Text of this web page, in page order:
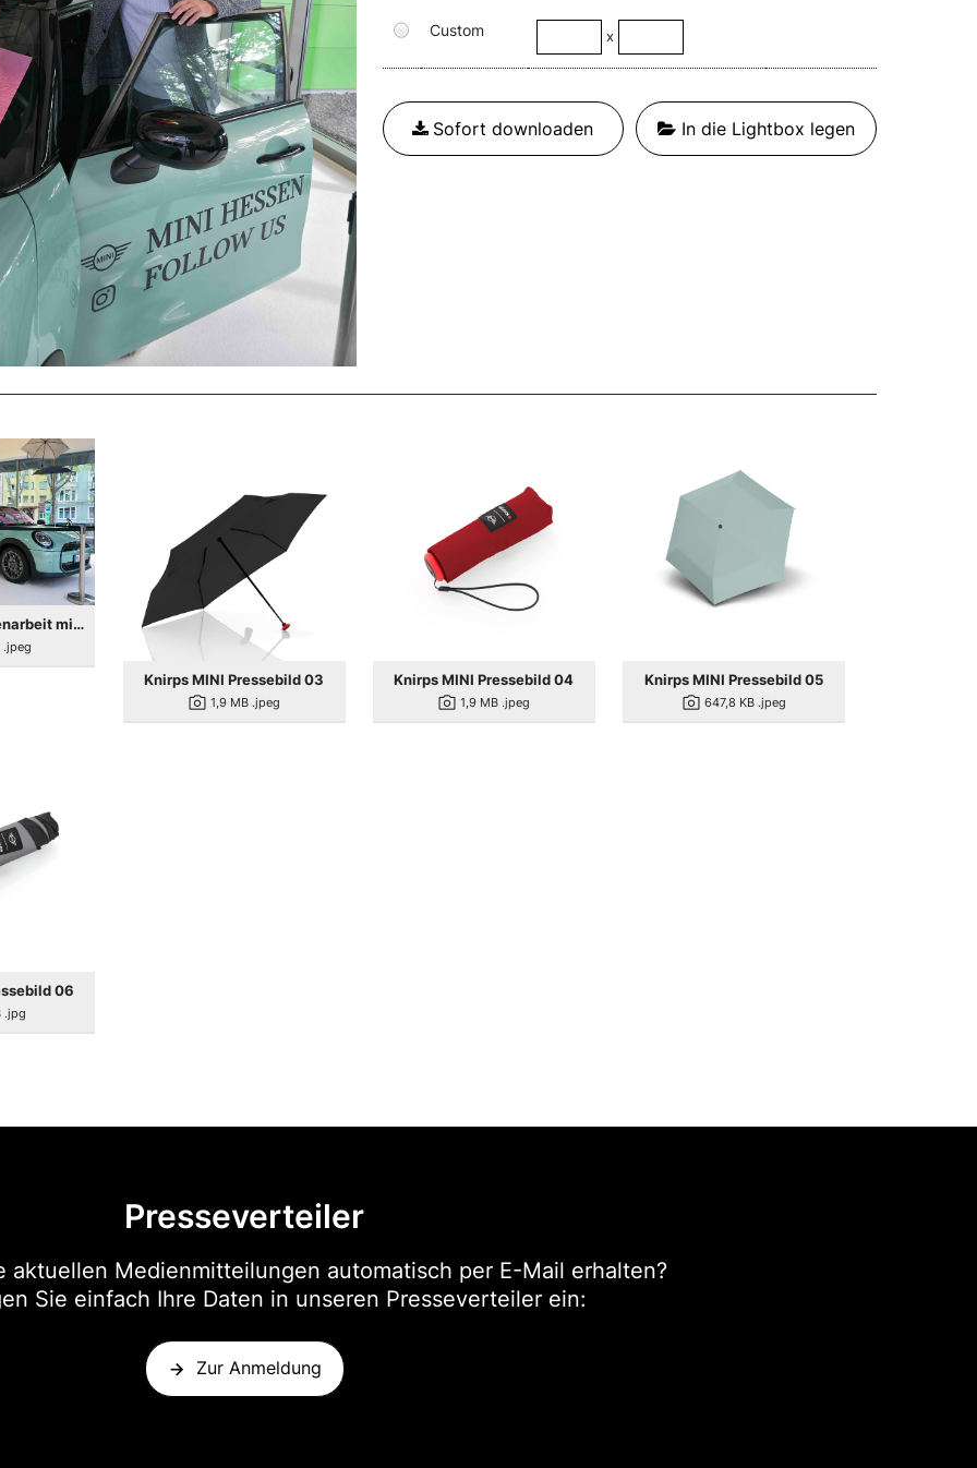
Custom x
Sofort downloaden In die Lightbox legen
Knirps Zusammenarbeit mit MINI 01
.jpeg
Knirps MINI Pressebild 03
photo_camera 1,9 MB .jpeg
Knirps MINI Pressebild 04
photo_camera 1,9 MB .jpeg
Knirps MINI Pressebild 05
photo_camera 647,8 KB .jpeg
06
.jpg
Presseverteiler
aktuellen Medienmitteilungen automatisch per E-Mail erhalten?
Sie einfach Ihre Daten in unseren Presseverteiler ein:
Zur Anmeldung